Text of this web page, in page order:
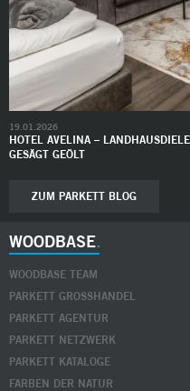
HOTEL AVELINA –
GESÄGT GEÖLT
19.01.2026
ZUM PARKETT BLOG
WOODBASE
WOODBASE TEAM
PARKETT GROSSHANDEL
PARKETT AGENTUR
PARKETT NETZWERK
PARKETT KATALOGE
FARBEN DER NATUR